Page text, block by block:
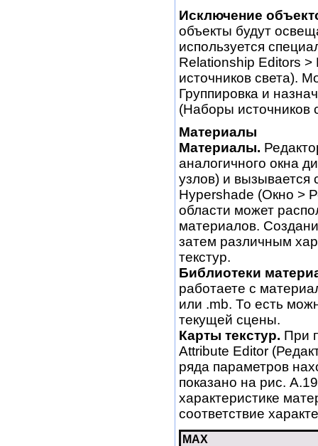
Исключение
объекты будут
используется
Relationship Editors
источников света).
Группировка и
(Наборы источников
Материалы
Материалы.
аналогичного окна
узлов) и
Hypershade (Окно >
области может
материалов.
затем различным
текстур.
Библиотеки
работаете с
или .mb. То есть
текущей сцены.
Карты текстур. При
Attribute Editor
ряда параметров
показано на рис.
характеристике
соответствие
MAX